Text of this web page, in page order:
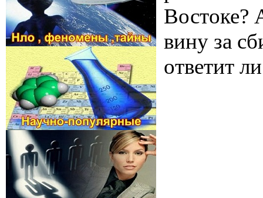
Востоке?
вину за
ответит